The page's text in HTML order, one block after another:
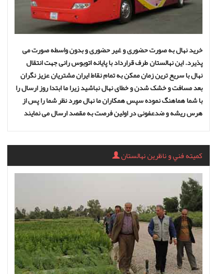
خرید نهال به صورت حضوری و غیر حضوری و بدون واسطه صورت می
پذیرد. این نهالستان طرف قرارداد با پایانه اتوبوس رانی جهت انتقال
نهال با سریع ترین زمان ممکن به تمام نقاط ایران مشتریان عزیز نگران
بعد مسافت و خشک شدن و خطای نهال نباشید زیرا ما ابتدا روز ارسال را
با شما هماهنگ نموده سپس همکاران ما نهال مورد نظر شما را پس از
هرس ریشه و ضدعفونی در اولین فرصت به مقصد ارسال می نمایند
كميته فني و ناظرين نهالستان